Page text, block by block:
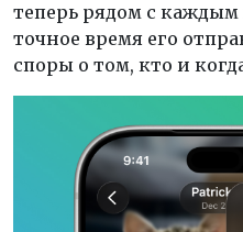
теперь рядом с каждым
точное время его
споры о том, кто и